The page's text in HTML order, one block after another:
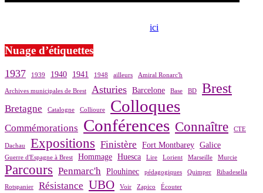
ici
Nuage d’étiquettes
1937 1939 1940 1941 1948 ailleurs Amiral Ronarc'h
Archives municipales de Brest Asturies Barcelone Base BD Brest
Bretagne Catalogne Collioure Colloques
Commémorations Conférences Connaître CTE
Dachau Expositions Finistère Fort Montbarey Galice
Guerre d'Espagne à Brest Hommage Huesca Lire Lorient Marseille Murcie
Parcours Penmarc'h Plouhinec pédagogiques Quimper Ribadesella
Rotspanier Résistance UBO Voir Zapico Écouter